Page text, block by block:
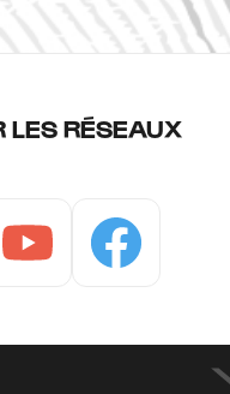
LES RÉSEAUX